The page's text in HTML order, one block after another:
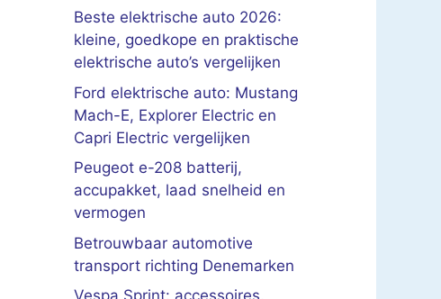
Beste elektrische auto 2026:
kleine, goedkope en praktische
elektrische auto’s vergelijken
Ford elektrische auto: Mustang
Mach-E, Explorer Electric en
Capri Electric vergelijken
Peugeot e-208 batterij,
accupakket, laad snelheid en
vermogen
Betrouwbaar automotive
transport richting Denemarken